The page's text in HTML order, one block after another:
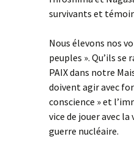
survivants et
Nous élevons nos
peuples ». Qu’ils
PAIX dans notre
doivent agir avec
conscience » et
vice de jouer avec
guerre nucléaire.